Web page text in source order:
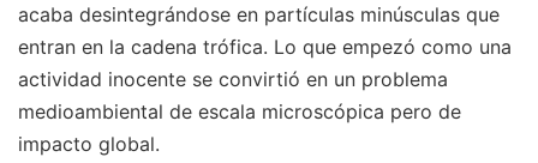
acaba desintegrándose en partículas minúsculas que
entran en la cadena trófica. Lo que empezó como una
actividad inocente se convirtió en un problema
medioambiental de escala microscópica pero de
impacto global.